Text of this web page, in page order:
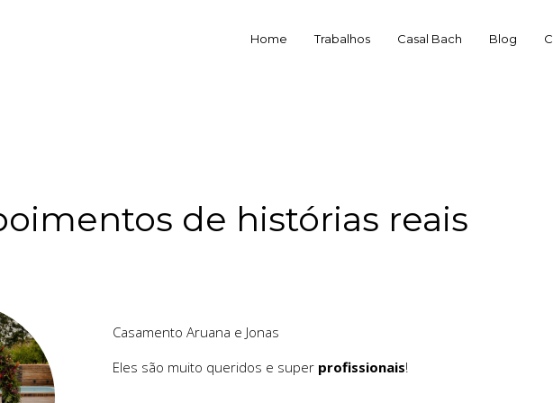
Home Trabalhos Casal Bach Blog
de histórias reais
Casamento Aruana e Jonas
Eles são muito queridos e super profissionais!